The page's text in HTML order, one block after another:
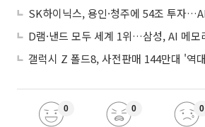
0 0 0